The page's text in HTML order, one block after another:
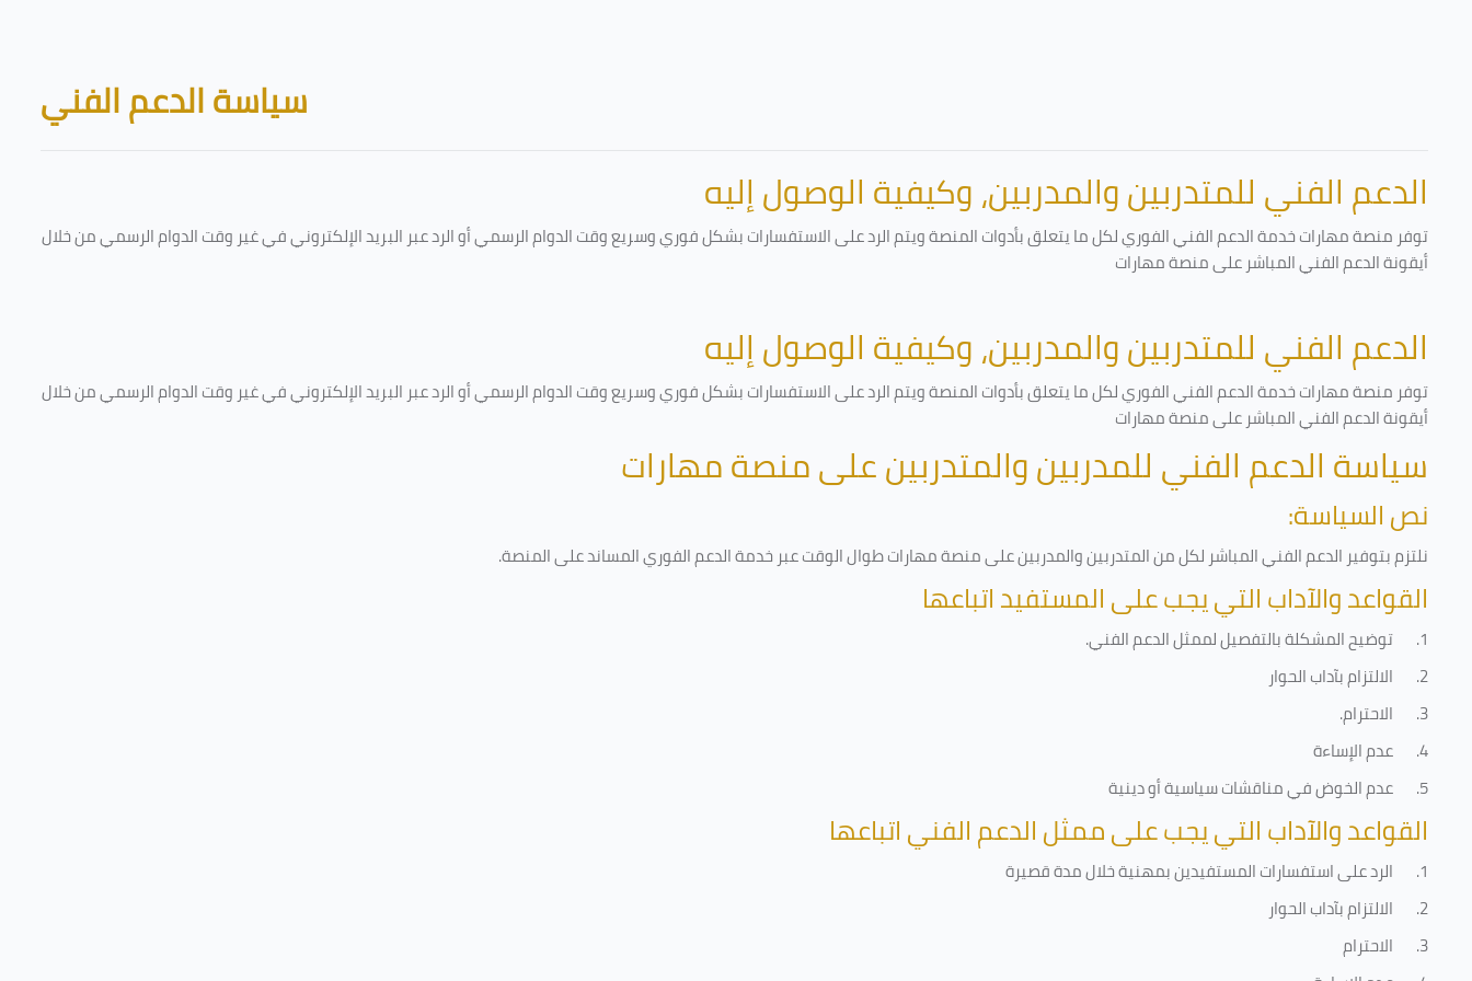
Blocks
سياسة الدعم الفني
الدعم الفني للمتدربين والمدربين، وكيفية الوصول إليه
توفر منصة مهارات خدمة الدعم الفني الفوري لكل ما يتعلق بأدوات المنصة ويتم الرد على الاستفسارات بشكل فوري وسريع وقت الدوام الرسمي أو الرد عبر البريد الإلكتروني في غير وقت الدوام الرسمي من خلال
أيقونة الدعم الفني المباشر على منصة مهارات
الدعم الفني للمتدربين والمدربين، وكيفية الوصول إليه
توفر منصة مهارات خدمة الدعم الفني الفوري لكل ما يتعلق بأدوات المنصة ويتم الرد على الاستفسارات بشكل فوري وسريع وقت الدوام الرسمي أو الرد عبر البريد الإلكتروني في غير وقت الدوام الرسمي من خلال
أيقونة الدعم الفني المباشر على منصة مهارات
سياسة الدعم الفني للمدربين والمتدربين على منصة مهارات
نص السياسة:
نلتزم بتوفير الدعم الفني المباشر لكل من المتدربين والمدربين على منصة مهارات طوال الوقت عبر خدمة الدعم الفوري المساند على المنصة.
القواعد والآداب التي يجب على المستفيد اتباعها
1. توضيح المشكلة بالتفصيل لممثل الدعم الفني.
2.
الالتزام بآداب الحوار
3.
الاحترام.
4.
عدم الإساءة
5.
عدم الخوض في مناقشات سياسية أو دينية
القواعد والآداب التي يجب على ممثل الدعم الفني اتباعها
1.
الرد على استفسارات المستفيدين بمهنية خلال مدة قصيرة
2.
الالتزام بآداب الحوار
3.
الاحترام